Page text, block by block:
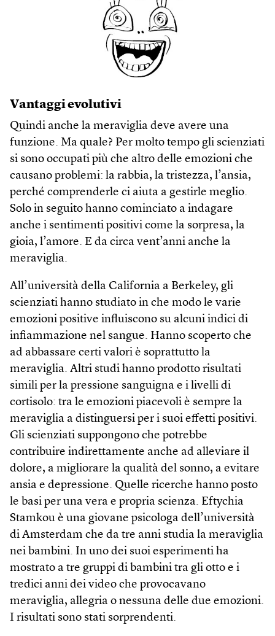
Vantaggi evolutivi
Quindi anche la meraviglia deve avere una
funzione. Ma quale? Per molto tempo gli scienziati
si sono occupati più che altro delle emozioni che
causano problemi: la rabbia, la tristezza, l’ansia,
perché comprenderle ci aiuta a gestirle meglio.
Solo in seguito hanno cominciato a indagare
anche i sentimenti positivi come la sorpresa, la
gioia, l’amore. E da circa vent’anni anche la
meraviglia.
All’università della California a Berkeley, gli
scienziati hanno studiato in che modo le varie
emozioni positive influiscono su alcuni indici di
infiammazione nel sangue. Hanno scoperto che
ad abbassare certi valori è soprattutto la
meraviglia. Altri studi hanno prodotto risultati
simili per la pressione sanguigna e i livelli di
cortisolo: tra le emozioni piacevoli è sempre la
meraviglia a distinguersi per i suoi effetti positivi.
Gli scienziati suppongono che potrebbe
contribuire indirettamente anche ad alleviare il
dolore, a migliorare la qualità del sonno, a evitare
ansia e depressione. Quelle ricerche hanno posto
le basi per una vera e propria scienza. Eftychia
Stamkou è una giovane psicologa dell’università
di Amsterdam che da tre anni studia la meraviglia
nei bambini. In uno dei suoi esperimenti ha
mostrato a tre gruppi di bambini tra gli otto e i
tredici anni dei video che provocavano
meraviglia, allegria o nessuna delle due emozioni.
I risultati sono stati sorprendenti.